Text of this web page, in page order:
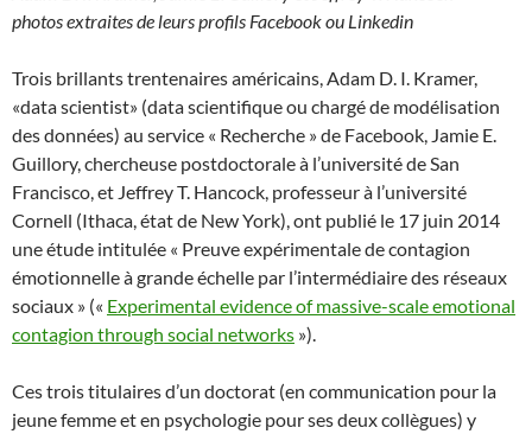
photos extraites de leurs profils Facebook ou Linkedin
Trois brillants trentenaires américains, Adam D. I. Kramer,
«data scientist» (data scientifique ou chargé de modélisation
des données) au service « Recherche » de Facebook, Jamie E.
Guillory, chercheuse postdoctorale à l’université de San
Francisco, et Jeffrey T. Hancock, professeur à l’université
Cornell (Ithaca, état de New York), ont publié le 17 juin 2014
une étude intitulée « Preuve expérimentale de contagion
émotionnelle à grande échelle par l’intermédiaire des réseaux
sociaux » (« Experimental evidence of massive-scale emotional
contagion through social networks »).
Ces trois titulaires d’un doctorat (en communication pour la
jeune femme et en psychologie pour ses deux collègues) y